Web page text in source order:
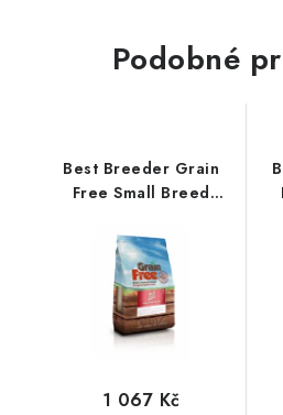
Podobné
Best Breeder Grain
Free Small Breed
& Herb 6kg
1 067 Kč